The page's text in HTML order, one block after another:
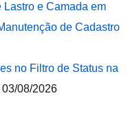
Lastro e Camada em
de Cadastro
no Filtro de Status na
03/08/2026